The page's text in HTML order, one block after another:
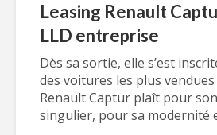
Leasing Renault
LLD entreprise
Dès sa sortie, elle s’est
des voitures les plus vendues
Renault Captur plaît pour
singulier, pour sa modernité